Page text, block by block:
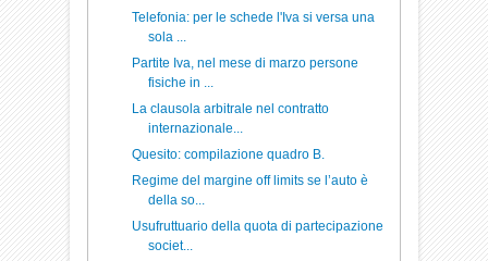
Telefonia: per le schede l'Iva si versa una
sola ...
Partite Iva, nel mese di marzo persone
fisiche in ...
La clausola arbitrale nel contratto
internazionale...
Quesito: compilazione quadro B.
Regime del margine off limits se l’auto è
della so...
Usufruttuario della quota di partecipazione
societ...